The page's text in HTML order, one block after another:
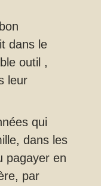
dans le
outil ,
leur
qui
dans les
pagayer en
par